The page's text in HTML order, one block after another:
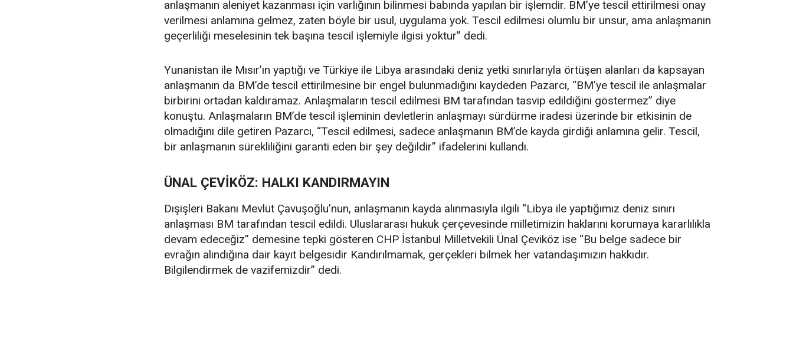
anlaşmanın aleniyet kazanması için varlığının bilinmesi babında yapılan bir işlemdir. BM’ye tescil ettirilmesi onay
verilmesi anlamına gelmez, zaten böyle bir usul, uygulama yok. Tescil edilmesi olumlu bir unsur, ama anlaşmanın
geçerliliği meselesinin tek başına tescil işlemiyle ilgisi yoktur” dedi.
Yunanistan ile Mısır’ın yaptığı ve Türkiye ile Libya arasındaki deniz yetki sınırlarıyla örtüşen alanları da kapsayan
anlaşmanın da BM’de tescil ettirilmesine bir engel bulunmadığını kaydeden Pazarcı, “BM’ye tescil ile anlaşmalar
birbirini ortadan kaldıramaz. Anlaşmaların tescil edilmesi BM tarafından tasvip edildiğini göstermez” diye
konuştu. Anlaşmaların BM’de tescil işleminin devletlerin anlaşmayı sürdürme iradesi üzerinde bir etkisinin de
olmadığını dile getiren Pazarcı, “Tescil edilmesi, sadece anlaşmanın BM’de kayda girdiği anlamına gelir. Tescil,
bir anlaşmanın sürekliliğini garanti eden bir şey değildir” ifadelerini kullandı.
ÜNAL ÇEVİKÖZ: HALKI KANDIRMAYIN
Dışişleri Bakanı Mevlüt Çavuşoğlu’nun, anlaşmanın kayda alınmasıyla ilgili “Libya ile yaptığımız deniz sınırı
anlaşması BM tarafından tescil edildi. Uluslararası hukuk çerçevesinde milletimizin haklarını korumaya kararlılıkla
devam edeceğiz” demesine tepki gösteren CHP İstanbul Milletvekili Ünal Çeviköz ise “Bu belge sadece bir
evrağın alındığına dair kayıt belgesidir Kandırılmamak, gerçekleri bilmek her vatandaşımızın hakkıdır.
Bilgilendirmek de vazifemizdir” dedi.